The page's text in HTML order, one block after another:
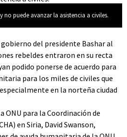
no puede avanzar la asistencia a civiles.
del presidente Bashar al
rebeldes entraron en su recta
podido ponerse de acuerdo para
para los miles de civiles que
en la norteña ciudad
ONU para la Coordinación de
en Siria, David Swanson,